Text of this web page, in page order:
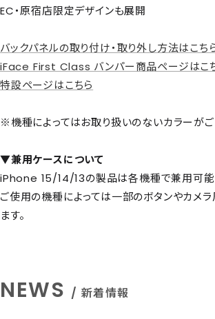
EC・原宿店限定デザインも展開
バックパネルの取り付け・取り外し方法はこち
iFace First Class バンパー商品ページはこ
特設ページはこちら
※機種によってはお取り扱いのないカラーがご
▼兼用ケースについて
iPhone 15/14/13の製品は各機種で兼用可能
ご使用の機種によっては一部のボタンやカメ
ます。
NEWS / 新着情報